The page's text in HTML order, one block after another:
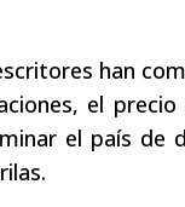
han
el
el país de